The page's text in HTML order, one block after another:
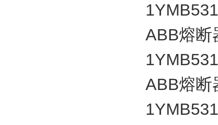
ABB熔断
ABB熔断